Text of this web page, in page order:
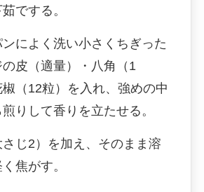
でする。
ンによく洗い小さくちぎった
皮（適量）・八角（1
（12粒）を入れ、強めの中
りして香りを立たせる。
じ2）を加え、そのまま溶
焦がす。